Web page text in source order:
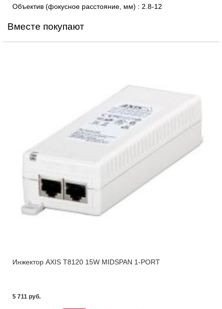
Объектив (фокусное расстояние, мм) : 2.8-12
Вместе покупают
Инжектор AXIS T8120 15W MIDSPAN 1-PORT
5 711 pуб.